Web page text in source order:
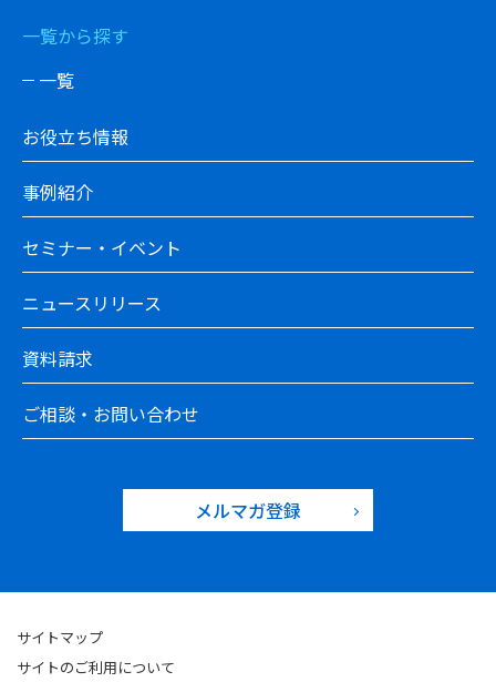
一覧から探す
一覧
お役立ち情報
事例紹介
セミナー・イベント
ニュースリリース
資料請求
ご相談・お問い合わせ
メルマガ登録
サイトマップ
サイトのご利用について